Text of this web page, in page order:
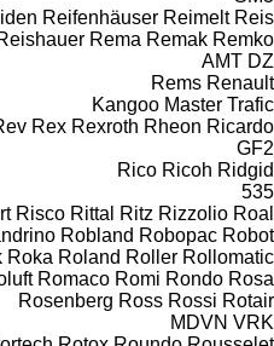
Reifenhäuser Reimelt Reis
Rema Remak Remko
AMT DZ
Rems Renault
Kangoo Master Trafic
Rex Rexroth Rheon Ricardo
GF2
Rico Ricoh Ridgid
535
Risco Rittal Ritz Rizzolio Roal
Robland Robopac Robot
Roka Roland Roller Rollomatic
Romaco Romi Rondo Rosa
Rosenberg Ross Rossi Rotair
MDVN VRK